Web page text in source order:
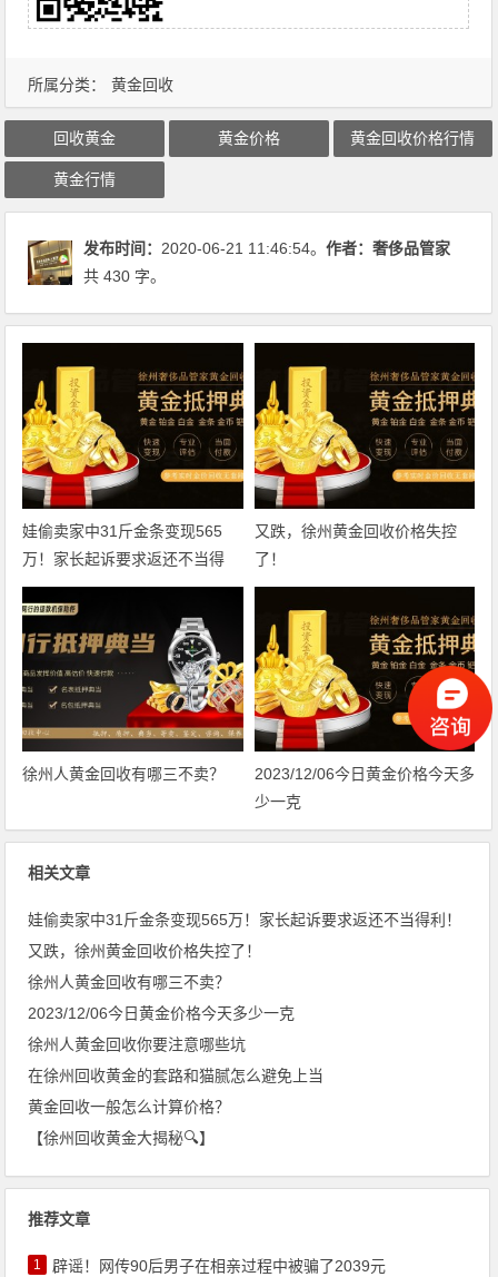
所属分类： 黄金回收
回收黄金 黄金价格 黄金回收价格行情
黄金行情
发布时间： 2020-06-21 11:46:54。作者：奢侈品管家
共 430 字。
娃偷卖家中31斤金条变现565
万！家长起诉要求返还不当得
利！
又跌，徐州黄金回收价格失控
了！
徐州人黄金回收有哪三不卖？
2023/12/06今日黄金价格今天多
少一克
相关文章
娃偷卖家中31斤金条变现565万！家长起诉要求返还不当得利！
又跌，徐州黄金回收价格失控了！
徐州人黄金回收有哪三不卖？
2023/12/06今日黄金价格今天多少一克
徐州人黄金回收你要注意哪些坑
在徐州回收黄金的套路和猫腻怎么避免上当
黄金回收一般怎么计算价格？
【徐州回收黄金大揭秘🔍】
推荐文章
1 辟谣！网传90后男子在相亲过程中被骗了2039元